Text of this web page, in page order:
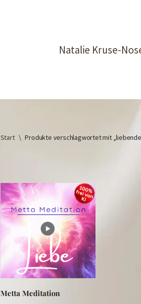
Natalie Kruse-
Start \ Produkte verschlagwortet mit
Metta Meditation